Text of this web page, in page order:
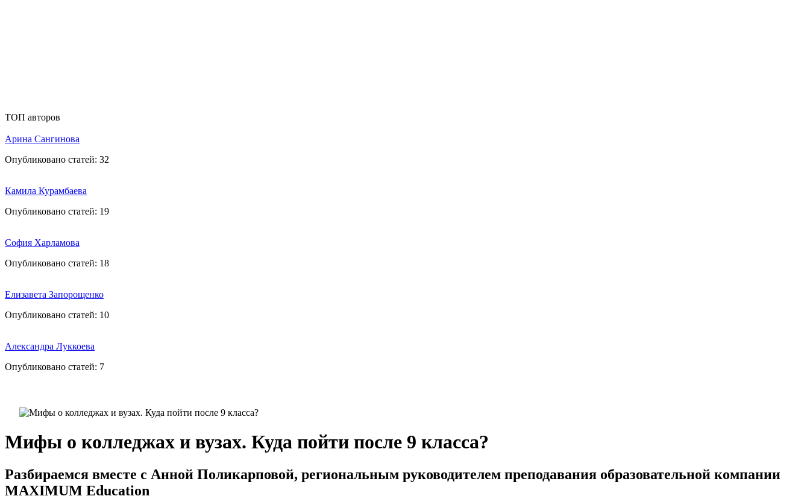
ТОП авторов
Арина Сангинова
Опубликовано статей: 32
Камила Курамбаева
Опубликовано статей: 19
София Харламова
Опубликовано статей: 18
Елизавета Запорощенко
Опубликовано статей: 10
Александра Луккоева
Опубликовано статей: 7
Мифы о колледжах и вузах. Куда пойти после 9 класса?
Разбираемся вместе с Анной Поликарповой, региональным руководителем преподавания образовательной компании
MAXIMUM Education